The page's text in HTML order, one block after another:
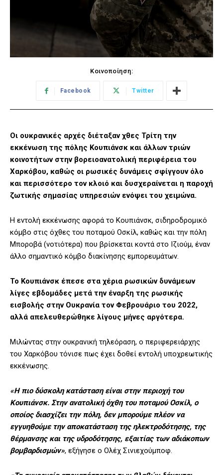
Κοινοποίηση:
Facebook Twitter
Οι ουκρανικές αρχές διέταξαν χθες Τρίτη την
εκκένωση της πόλης Κουπιάνσκ και άλλων τριών
κοινοτήτων στην βορειοανατολική περιφέρεια του
Χαρκόβου, καθώς οι ρωσικές δυνάμεις σφίγγουν όλο
και περισσότερο τον κλοιό και δυσχεραίνεται η παροχή
ζωτικής σημασίας υπηρεσιών ενόψει του χειμώνα.
Η εντολή εκκένωσης αφορά το Κουπιάνσκ, σιδηροδρομικό
κόμβο στις όχθες του ποταμού Οσκίλ, καθώς και την πόλη
Μποροβά (νοτιότερα) που βρίσκεται κοντά στο Ιζιούμ, έναν
άλλο σημαντικό κόμβο διακίνησης εμπορευμάτων.
Το Κουπιάνσκ έπεσε στα χέρια ρωσικών δυνάμεων
λίγες εβδομάδες μετά την έναρξη της ρωσικής
εισβολής στην Ουκρανία τον Φεβρουάριο του 2022,
αλλά απελευθερώθηκε λίγους μήνες αργότερα.
Μιλώντας στην ουκρανική τηλεόραση, ο περιφερειάρχης
του Χαρκόβου τόνισε πως έχει δοθεί εντολή υποχρεωτικής
εκκένωσης.
«Η πιο δύσκολη κατάσταση είναι στην περιοχή του
Κουπιάνσκ. Στην ανατολική όχθη του ποταμού Οσκίλ, ο
οποίος διασχίζει την πόλη, δεν μπορούμε πλέον να
εγγυηθούμε την αποκατάσταση της ηλεκτροδότησης, της
θέρμανσης και της υδροδότησης, εξαιτίας των αδιάκοπων
βομβαρδισμών», εξήγησε ο Ολέχ Σινιεχούμποφ.